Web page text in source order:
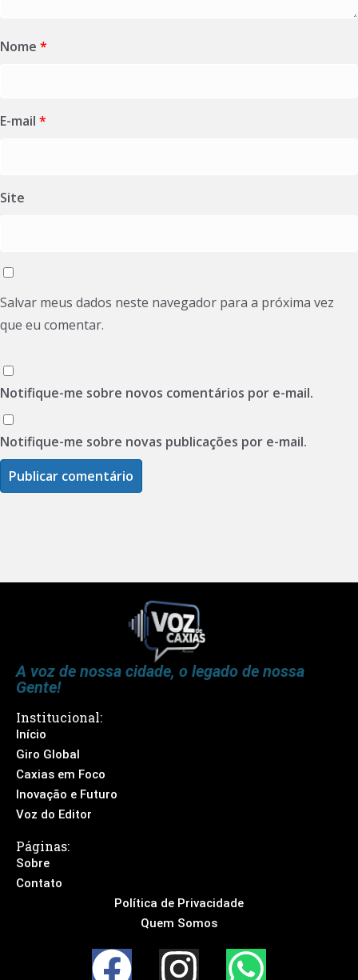
Nome *
E-mail *
Site
Salvar meus dados neste navegador para a próxima vez
que eu comentar.
Notifique-me sobre novos comentários por e-mail.
Notifique-me sobre novas publicações por e-mail.
A voz de nossa cidade, o legado de nossa
Gente!
Institucional:
Início
Giro Global
Caxias em Foco
Inovação e Futuro
Voz do Editor
Páginas:
Sobre
Contato
Política de Privacidade
Quem Somos